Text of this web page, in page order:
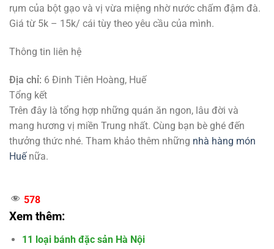
rụm của bột gạo và vị vừa miệng nhờ nước chấm đậm đà.
Giá từ 5k – 15k/ cái tùy theo yêu cầu của mình.
Thông tin liên hệ
Địa chỉ: 6 Đinh Tiên Hoàng, Huế
Tổng kết
Trên đây là tổng hợp những quán ăn ngon, lâu đời và
mang hương vị miền Trung nhất. Cùng bạn bè ghé đến
thưởng thức nhé. Tham khảo thêm những nhà hàng món
Huếnữa.
578
Xem thêm:
11 loại bánh đặc sản Hà Nội